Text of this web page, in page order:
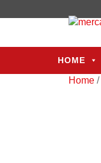
HOME
HOME
Home /